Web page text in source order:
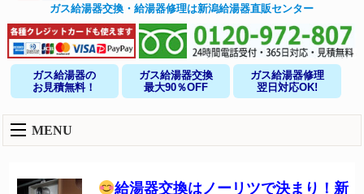
ガス給湯器交換・給湯器修理は新潟給湯器直販センター
ガス給湯器の
お見積無料！
ガス給湯器交換
最大90％OFF
ガス給湯器修理
翌日対応OK!
MENU
給湯器交換はノーリツで決まり！新